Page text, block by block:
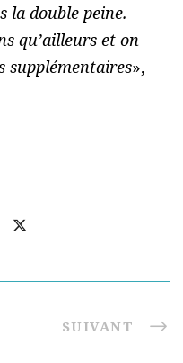
la double peine.
qu’ailleurs et on
supplémentaires»,
SUIVANT